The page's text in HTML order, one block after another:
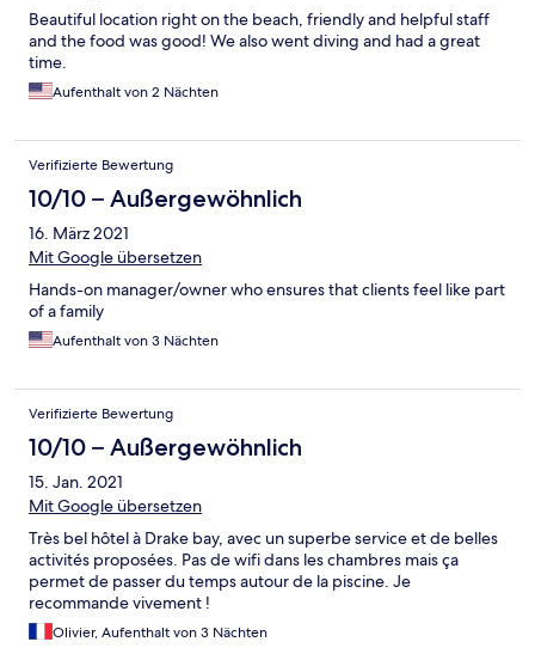
Beautiful location right on the beach, friendly and helpful staff
and the food was good! We also went diving and had a great
time.
Aufenthalt von 2 Nächten
Verifizierte Bewertung
10/10 – Außergewöhnlich
16. März 2021
Mit Google übersetzen
Hands-on manager/owner who ensures that clients feel like part
of a family
Aufenthalt von 3 Nächten
Verifizierte Bewertung
10/10 – Außergewöhnlich
15. Jan. 2021
Mit Google übersetzen
Très bel hôtel à Drake bay, avec un superbe service et de belles
activités proposées. Pas de wifi dans les chambres mais ça
permet de passer du temps autour de la piscine. Je
recommande vivement !
Olivier, Aufenthalt von 3 Nächten